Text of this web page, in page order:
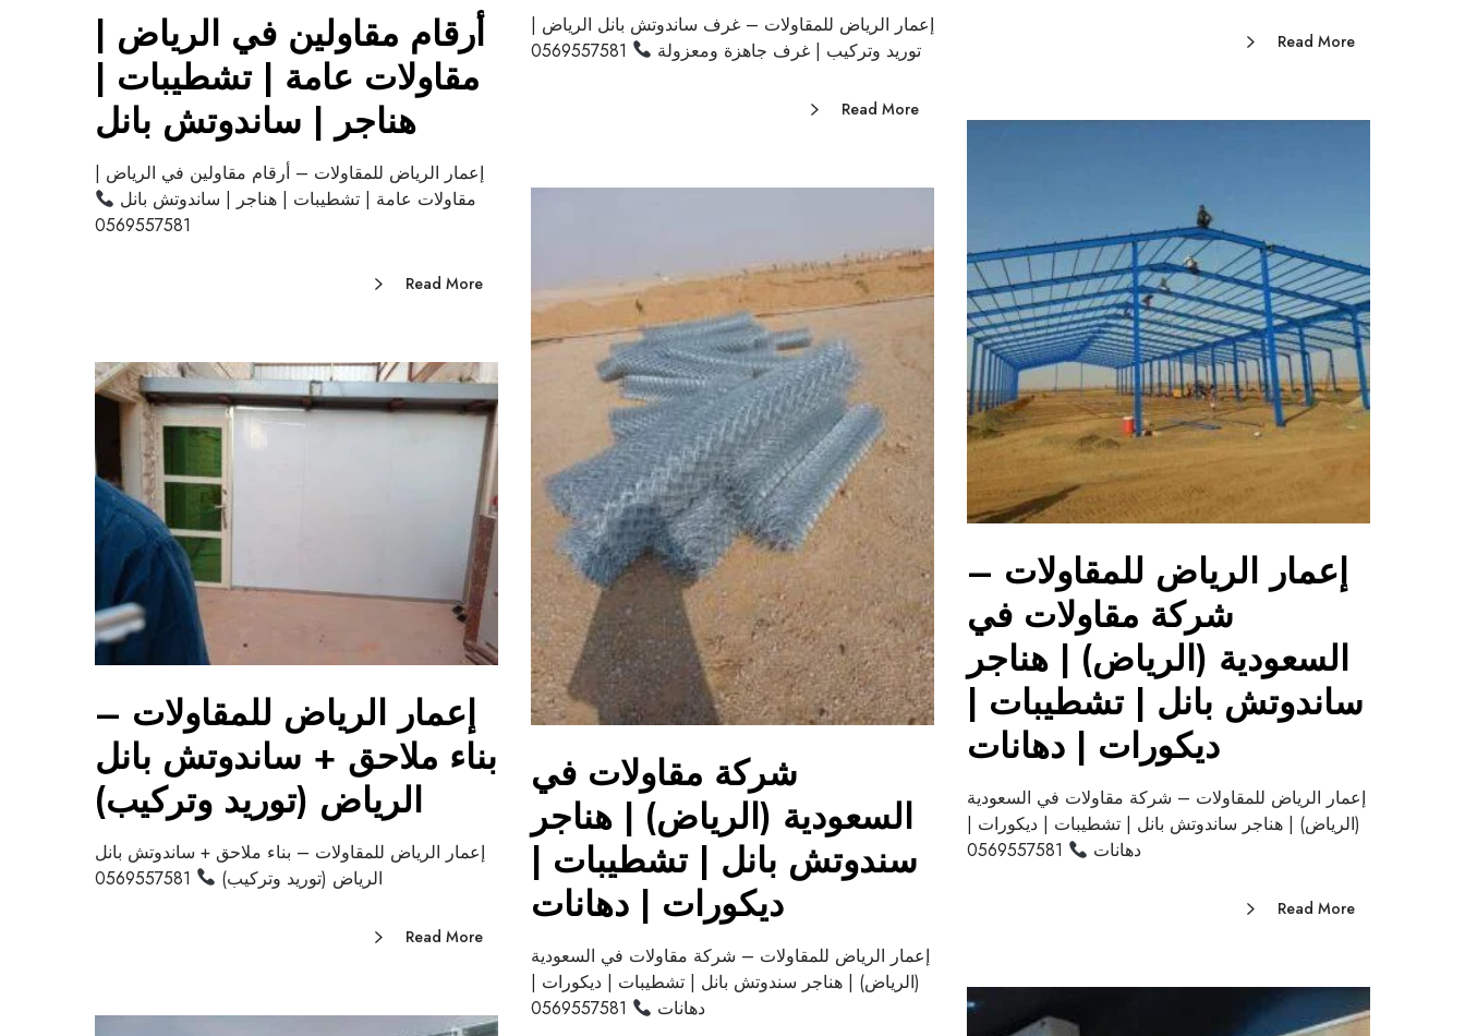
Read More
إعمار الرياض للمقاولات – غرف ساندوتش بانل الرياض |
توريد وتركيب | غرف جاهزة ومعزولة
Read More
أرقام مقاولين في الرياض |
مقاولات عامة | تشطيبات |
هناجر | ساندوتش بانل
إعمار الرياض للمقاولات – أرقام مقاولين في الرياض |
مقاولات عامة | تشطيبات | هناجر | ساندوتش بانل
0569557581
Read More
إعمار الرياض للمقاولات –
شركة مقاولات في
السعودية (الرياض) | هناجر
ساندوتش بانل | تشطيبات |
ديكورات | دهانات
إعمار الرياض للمقاولات – شركة مقاولات في السعودية
(الرياض) | هناجر ساندوتش بانل | تشطيبات | ديكورات |
دهانات
Read More
شركة مقاولات في
السعودية (الرياض) | هناجر
سندوتش بانل | تشطيبات |
ديكورات | دهانات
إعمار الرياض للمقاولات – شركة مقاولات في السعودية
(الرياض) | هناجر سندوتش بانل | تشطيبات | ديكورات |
دهانات
إعمار الرياض للمقاولات –
بناء ملاحق + ساندوتش بانل
الرياض (توريد وتركيب)
إعمار الرياض للمقاولات – بناء ملاحق + ساندوتش بانل
الرياض (توريد وتركيب)
Read More